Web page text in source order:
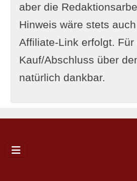
aber die
Hinweis wäre stets
Affiliate-Link erfolgt. Für
Kauf/Abschluss über
natürlich dankbar.